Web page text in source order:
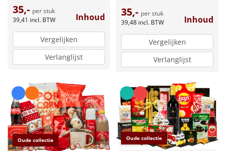
35,- per stuk
39,41 incl. BTW Inhoud
Vergelijken
Verlanglijst
35,- per stuk
39,48 incl. BTW Inhoud
Vergelijken
Verlanglijst
Oude collectie Oude collectie